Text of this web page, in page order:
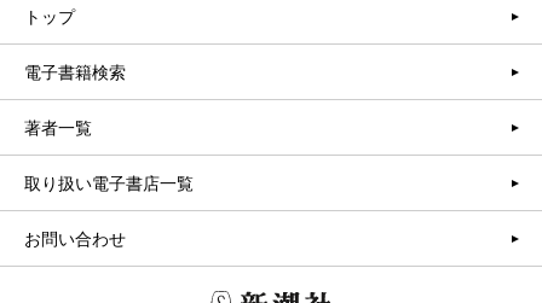
トップ
電子書籍検索
著者一覧
取り扱い電子書店一覧
お問い合わせ